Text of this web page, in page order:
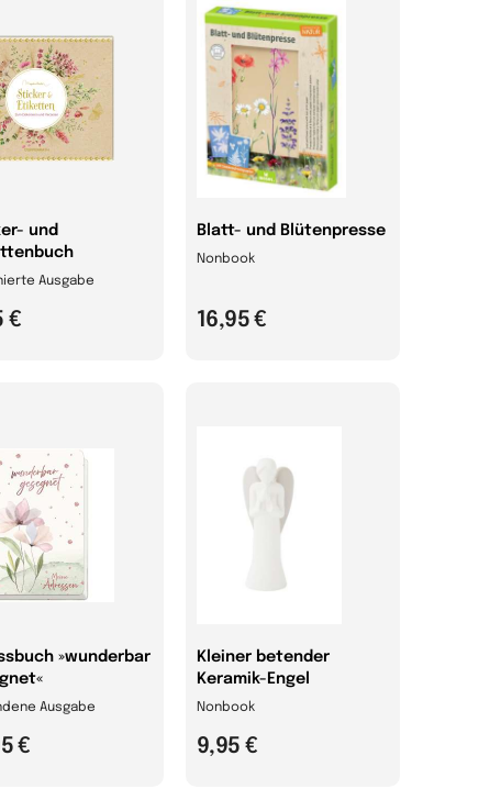
und
Ausgabe
€
Blatt- und Blütenpresse
Nonbook
16,95 €
»wunderbar
Ausgabe
€
Kleiner betender
Keramik-Engel
Nonbook
9,95 €